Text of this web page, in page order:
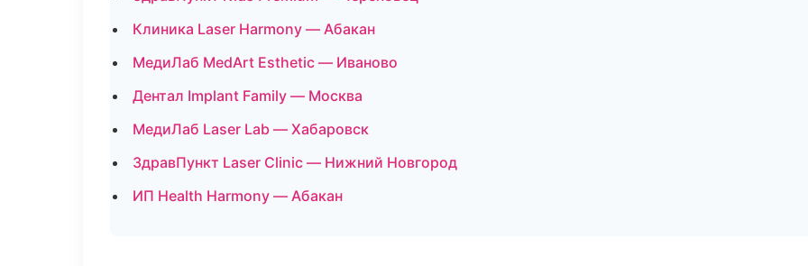
Клиника Laser Harmony — Абакан
МедиЛаб MedArt Esthetic — Иваново
Дентал Implant Family — Москва
МедиЛаб Laser Lab — Хабаровск
ЗдравПункт Laser Clinic — Нижний Новгород
ИП Health Harmony — Абакан